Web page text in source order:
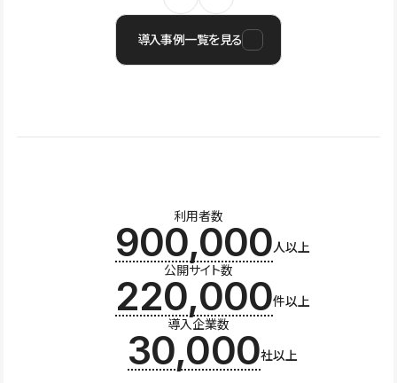
導入事例一覧を見る
利用者数
900,000人以上
公開サイト数
220,000件以上
導入企業数
30,000社以上